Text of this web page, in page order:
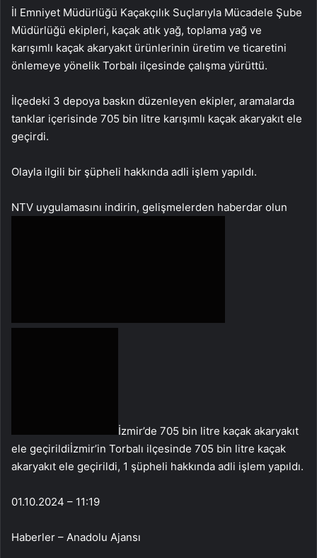
İl Emniyet Müdürlüğü Kaçakçılık Suçlarıyla Mücadele Şube
Müdürlüğü ekipleri, kaçak atık yağ, toplama yağ ve
karışımlı kaçak akaryakıt ürünlerinin üretim ve ticaretini
önlemeye yönelik Torbalı ilçesinde çalışma yürüttü.
İlçedeki 3 depoya baskın düzenleyen ekipler, aramalarda
tanklar içerisinde 705 bin litre karışımlı kaçak akaryakıt ele
geçirdi.
Olayla ilgili bir şüpheli hakkında adli işlem yapıldı.
NTV uygulamasını indirin, gelişmelerden haberdar olun
İzmir’de 705 bin litre kaçak akaryakıt
ele geçirildiİzmir’in Torbalı ilçesinde 705 bin litre kaçak
akaryakıt ele geçirildi, 1 şüpheli hakkında adli işlem yapıldı.
01.10.2024 – 11:19
Haberler – Anadolu Ajansı